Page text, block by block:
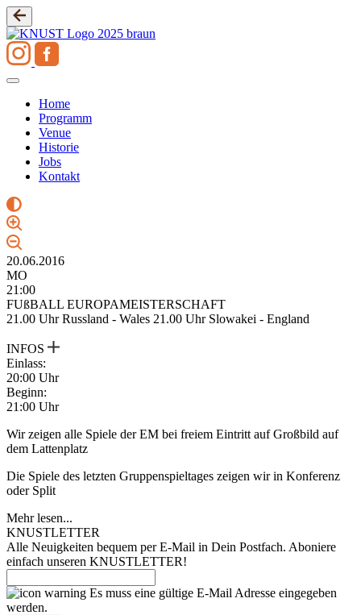
Zum
Inhalt
springen
Home
Programm
Venue
Historie
Jobs
Kontakt
20.06.2016
MO
21:00
FUßBALL EUROPAMEISTERSCHAFT
21.00 Uhr Russland - Wales 21.00 Uhr Slowakei - England
INFOS
Einlass:
20:00 Uhr
Beginn:
21:00 Uhr
Wir zeigen alle Spiele der EM bei freiem Eintritt auf Großbild auf
dem Lattenplatz
Die Spiele des letzten Gruppenspieltages zeigen wir in Konferenz
oder Split
Mehr lesen...
KNUSTLETTER
Alle Neuigkeiten bequem per E-Mail in Dein Postfach. Aboniere
einfach unseren KNUSTLETTER!
Es muss eine gültige E-Mail Adresse eingegeben
werden.